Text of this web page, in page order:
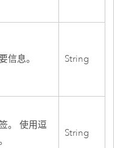
信息。 String
。 使用逗
String